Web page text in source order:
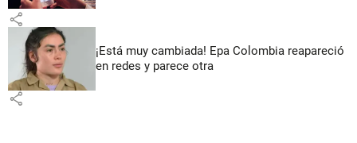
share
¡Está muy cambiada! Epa Colombia reapareció
en redes y parece otra
share